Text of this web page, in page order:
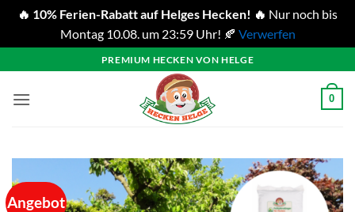
🔥 10% Ferien-Rabatt auf Helges Hecken! 🔥 Nur noch bis
Montag 10.08. um 23:59 Uhr! 🍂 Verwerfen
Inhalt
springen
PREMIUM HECKEN VON HELGE
0
Angebot